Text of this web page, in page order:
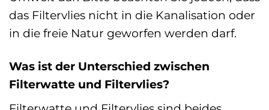
das Filtervlies nicht in die Kanalisation oder
in die freie Natur geworfen werden darf.
Was ist der Unterschied zwischen
Filterwatte und Filtervlies?